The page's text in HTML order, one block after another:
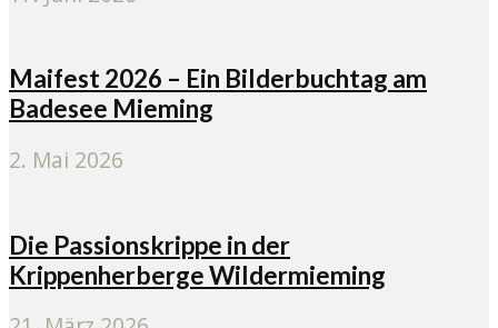
Maifest 2026 – Ein Bilderbuchtag am
Badesee Mieming
2. Mai 2026
Die Passionskrippe in der
Krippenherberge Wildermieming